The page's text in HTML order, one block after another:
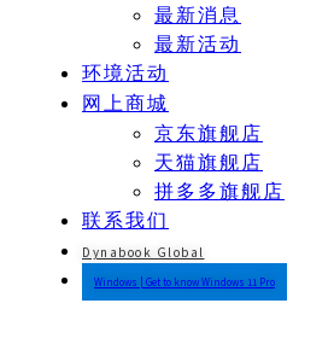
最新消息
最新活动
环境活动
网上商城
京东旗舰店
天猫旗舰店
拼多多旗舰店
联系我们
Dynabook Global
Windows | Get to know Windows 11 Pro